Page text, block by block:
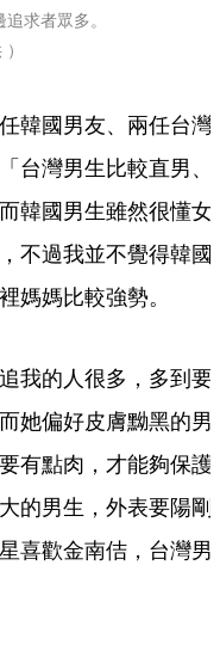
求者眾多。
韓國男友、兩任台灣
台灣男生比較直男、
韓國男生雖然很懂女
不過我並不覺得韓國
媽媽比較強勢。
我的人很多，多到要
她偏好皮膚黝黑的男
有點肉，才能夠保護
的男生，外表要陽剛
喜歡金南佶，台灣男